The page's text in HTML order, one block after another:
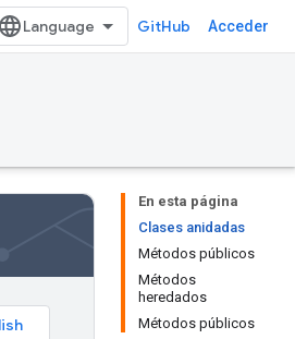
GitHub Acceder
En esta página
Clases anidadas
Métodos públicos
Métodos
heredados
Métodos públicos